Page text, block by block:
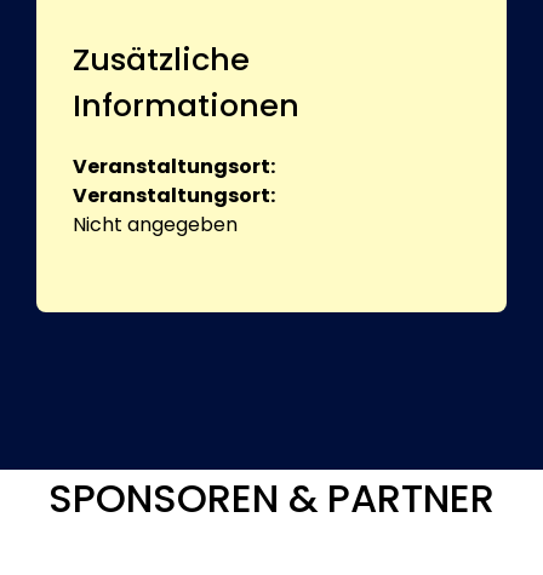
Zusätzliche
Informationen
Veranstaltungsort:
Veranstaltungsort:
Nicht angegeben
SPONSOREN & PARTNER